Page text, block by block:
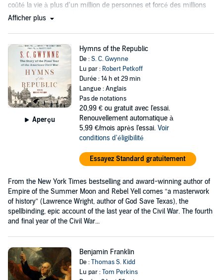
coûté la vie à plus d'un million de personnes et forcé des millions
d'autres à fuir leur patrie.
Afficher plus
Aperçu
Hymns of the Republic
De :S. C. Gwynne
Lu par : Robert Petkoff
Durée : 14 h et 29 min
Langue : Anglais
Pas de notations
20,99 € ou gratuit avec l'essai.
Renouvellement automatique à
5,99 €/mois après l'essai. Voir
conditions d'éligibilité
Essayez Standard gratuitement
From the New York Times bestselling and award-winning author of
Empire of the Summer Moon and Rebel Yell comes “a masterwork
of history” (Lawrence Wright, author of God Save Texas), the
spellbinding, epic account of the last year of the Civil War. The fourth
and final year of the Civil War...
Benjamin Franklin
De :Thomas S. Kidd
Lu par :Tom Perkins